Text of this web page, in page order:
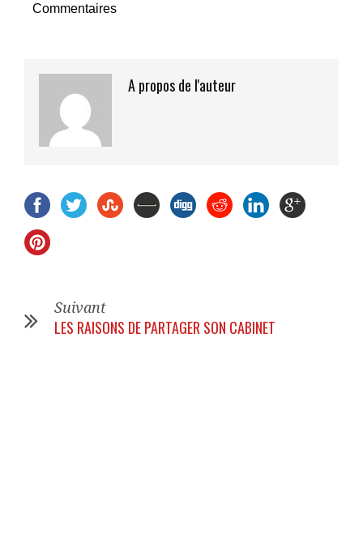
Commentaires
A propos de l'auteur
Suivant
LES RAISONS DE PARTAGER SON CABINET